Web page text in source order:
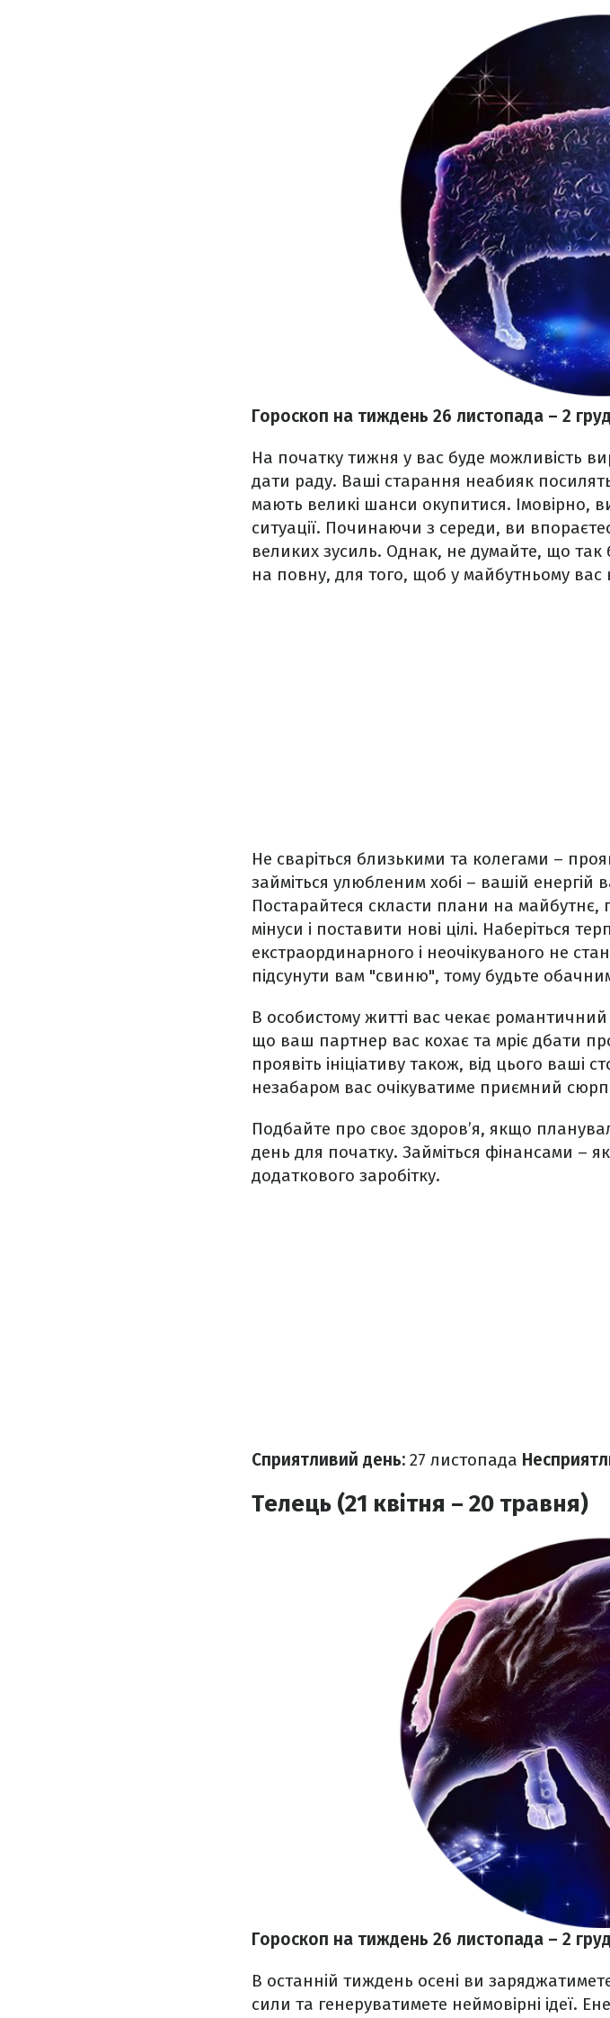
Гороскоп на тиждень 26 листопада – 2
На початку тижня у вас буде можливість
дати раду. Ваші старання неабияк посилять
мають великі шанси окупитися. Імовірно,
ситуації. Починаючи з середи, ви
великих зусиль. Однак, не думайте, що
на повну, для того, щоб у майбутньому вас
Не сваріться близькими та колегами –
займіться улюбленим хобі – вашій
Постарайтеся скласти плани на майбутнє,
мінуси і поставити нові цілі. Наберіться
екстраординарного і неочікуваного не
підсунути вам "свиню", тому будьте
В особистому житті вас чекає
що ваш партнер вас кохає та мріє дбати
проявіть ініціативу також, від цього
незабаром вас очікуватиме приємний
Подбайте про своє здоров’я, якщо
день для початку. Займіться фінансами –
додаткового заробітку.
Сприятливий день: 27 листопада
Телець (21 квітня – 20 травня)
Гороскоп на тиждень 26 листопада – 2
В останній тиждень осені ви
сили та генеруватимете неймовірні ідеї.